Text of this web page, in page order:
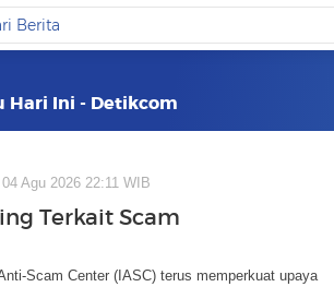
Hari Ini - Detikcom
Agu 2026 22:11 WIB
Terkait Scam
Scam Center (IASC) terus memperkuat upaya